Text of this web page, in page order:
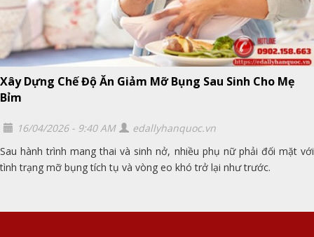
Xây Dựng Chế Độ Ăn Giảm Mỡ Bụng Sau Sinh Cho Mẹ
Bỉm
16/04/2026 - 9:40 AM
edallyhanquoc.vn
Sau hành trình mang thai và sinh nở, nhiều phụ nữ phải đối mặt với
tình trạng mỡ bụng tích tụ và vòng eo khó trở lại như trước.